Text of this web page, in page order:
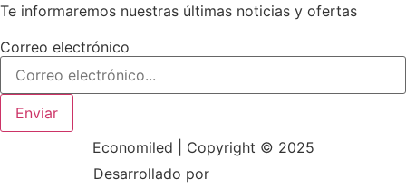
Te informaremos nuestras últimas noticias y ofertas
Correo electrónico
Enviar
Economiled | Copyright © 2025
Desarrollado por